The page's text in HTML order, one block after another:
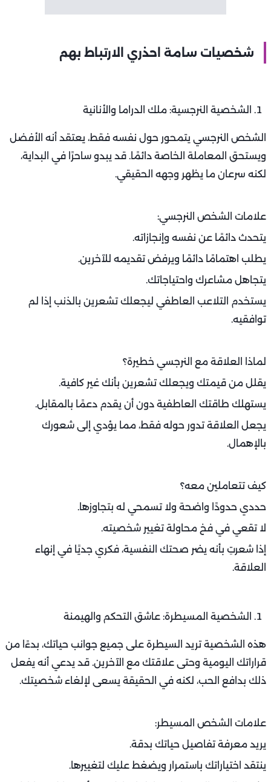
شخصيات سامة احذري الارتباط بهم
الشخصية النرجسية: ملك الدراما والأنانية
الشخص النرجسي يتمحور حول نفسه فقط، يعتقد أنه الأفضل
ويستحق المعاملة الخاصة دائمًا. قد يبدو ساحرًا في البداية،
لكنه سرعان ما يظهر وجهه الحقيقي.
علامات الشخص النرجسي:
يتحدث دائمًا عن نفسه وإنجازاته.
يطلب اهتمامًا دائمًا ويرفض تقديمه للآخرين.
يتجاهل مشاعرك واحتياجاتك.
يستخدم التلاعب العاطفي ليجعلك تشعرين بالذنب إذا لم
توافقيه.
لماذا العلاقة مع النرجسي خطيرة؟
يقلل من قيمتك ويجعلك تشعرين بأنك غير كافية.
يستهلك طاقتك العاطفية دون أن يقدم دعمًا بالمقابل.
يجعل العلاقة تدور حوله فقط، مما يؤدي إلى شعورك
بالإهمال.
كيف تتعاملين معه؟
حددي حدودًا واضحة ولا تسمحي له بتجاوزها.
لا تقعي في فخ محاولة تغيير شخصيته.
إذا شعرتِ بأنه يضر صحتك النفسية، فكري جديًا في إنهاء
العلاقة.
الشخصية المسيطرة: عاشق التحكم والهيمنة
هذه الشخصية تريد السيطرة على جميع جوانب حياتك، بدءًا من
قراراتك اليومية وحتى علاقتك مع الآخرين. قد يدعي أنه يفعل
ذلك بدافع الحب، لكنه في الحقيقة يسعى لإلغاء شخصيتك.
علامات الشخص المسيطر:
يريد معرفة تفاصيل حياتك بدقة.
ينتقد اختياراتك باستمرار ويضغط عليك لتغييرها.